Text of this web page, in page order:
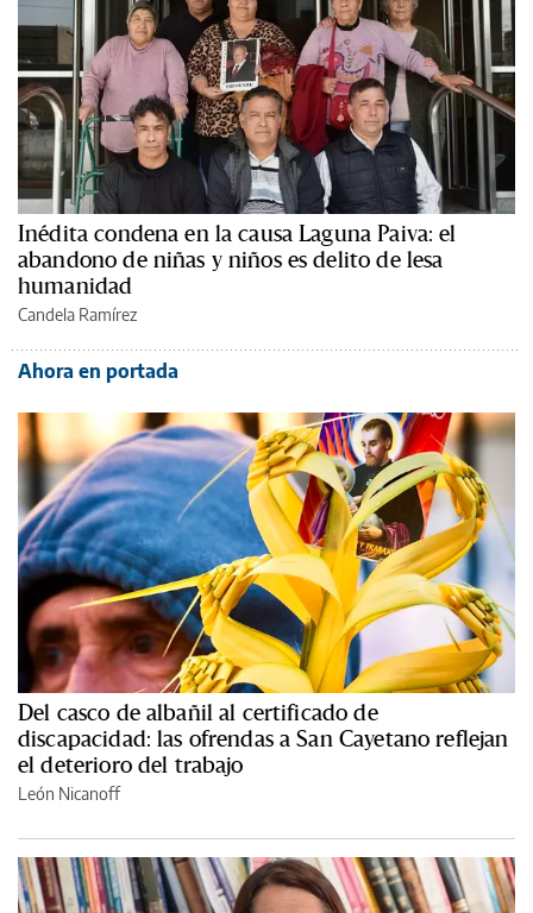
Inédita condena en la causa Laguna Paiva: el
abandono de niñas y niños es delito de lesa
humanidad
Candela Ramírez
Ahora en portada
Del casco de albañil al certificado de
discapacidad: las ofrendas a San Cayetano reflejan
el deterioro del trabajo
León Nicanoff